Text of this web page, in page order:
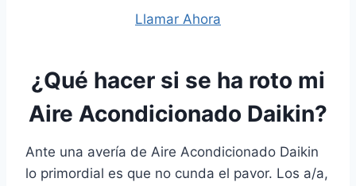
Llamar Ahora
¿Qué hacer si se ha roto mi
Aire Acondicionado Daikin?
Ante una avería de Aire Acondicionado Daikin
lo primordial es que no cunda el pavor. Los a/a,